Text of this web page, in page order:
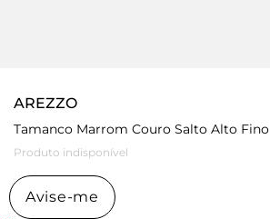
AREZZO
Tamanco Marrom Couro Salto Alto Fino
Produto indisponível
Avise-me